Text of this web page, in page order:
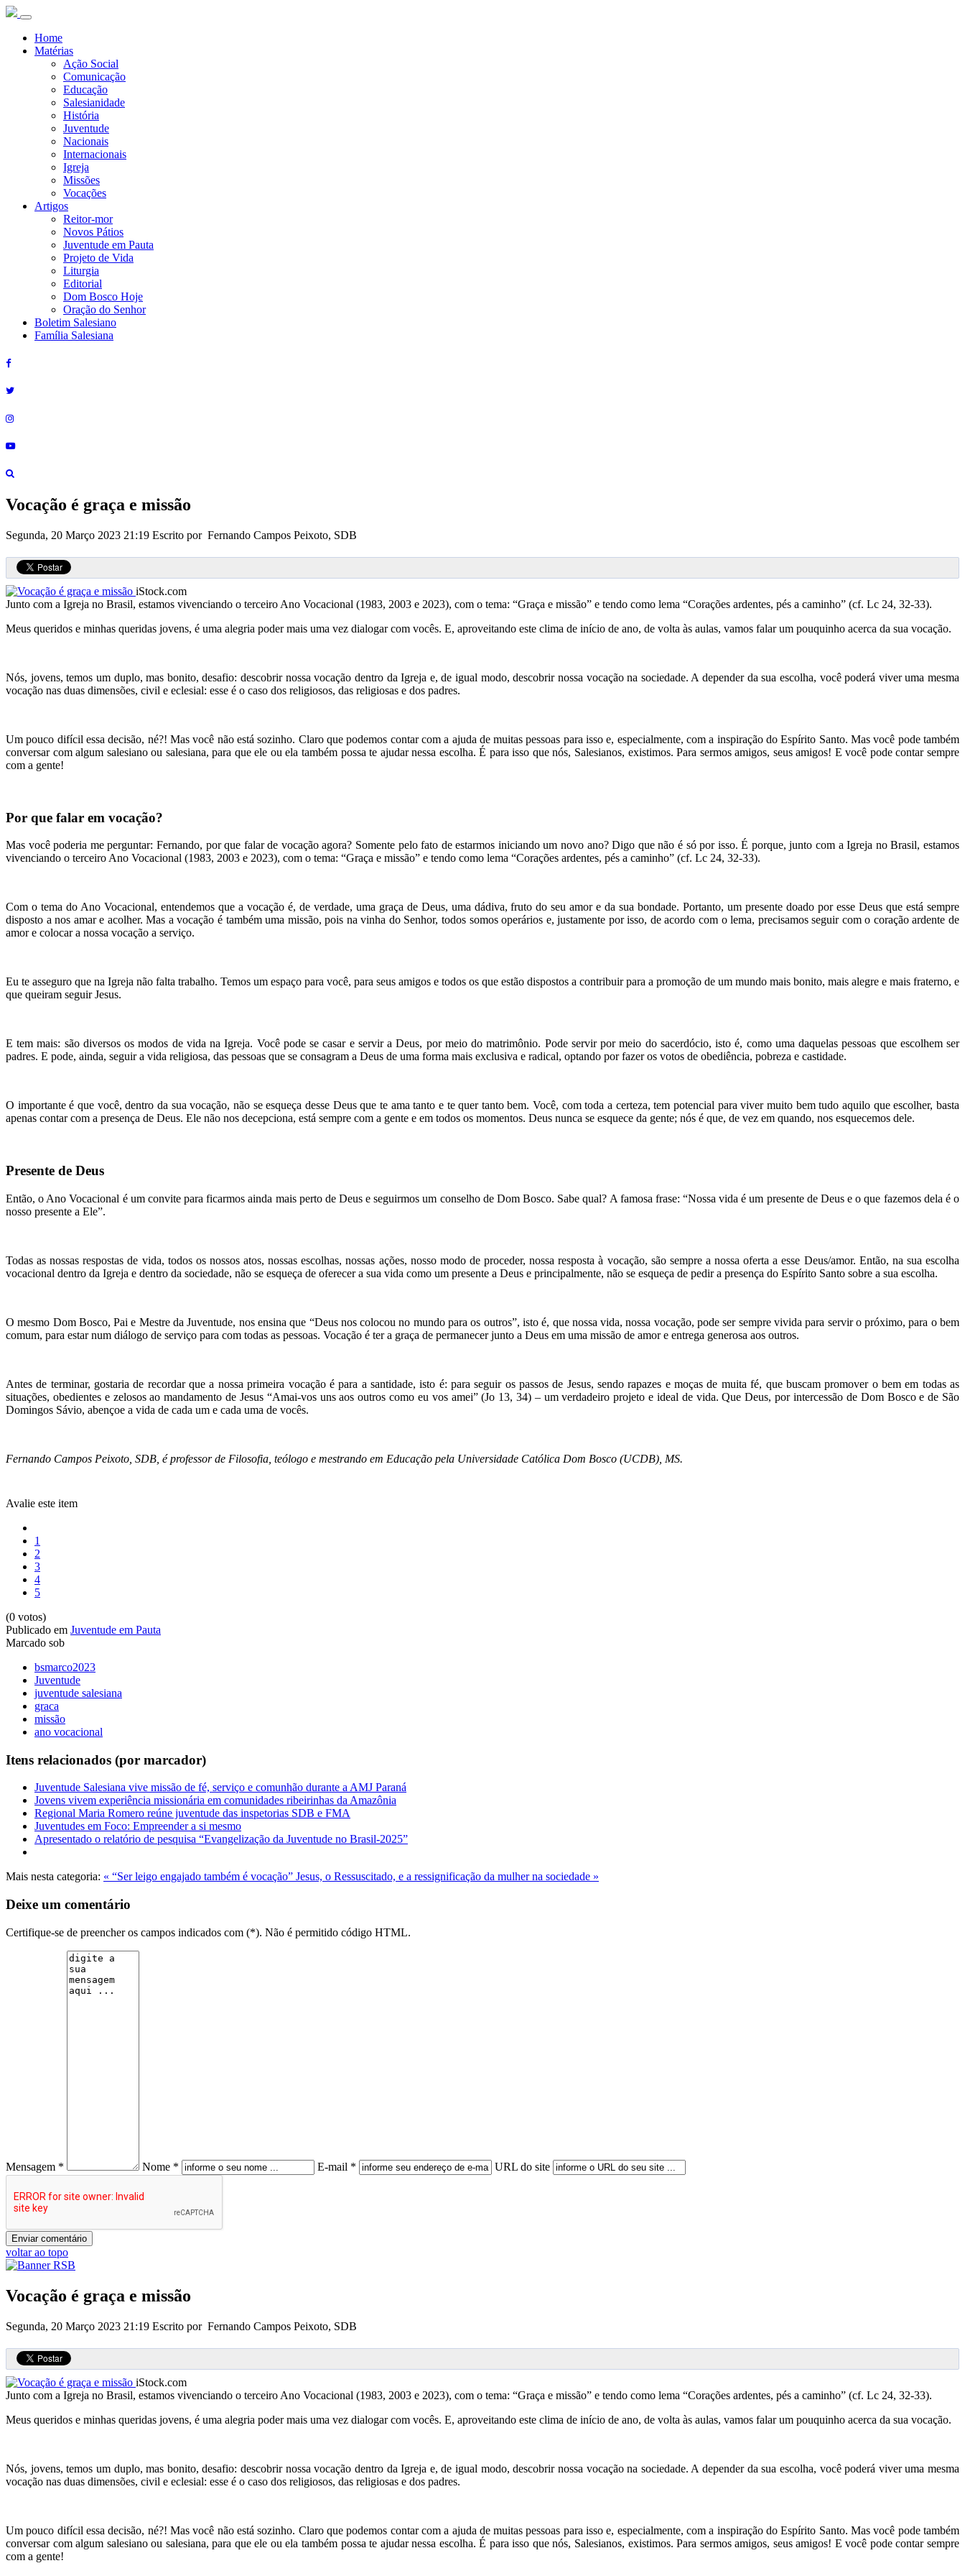
Home
Matérias
Ação Social
Comunicação
Educação
Salesianidade
História
Juventude
Nacionais
Internacionais
Igreja
Missões
Vocações
Artigos
Reitor-mor
Novos Pátios
Juventude em Pauta
Projeto de Vida
Liturgia
Editorial
Dom Bosco Hoje
Oração do Senhor
Boletim Salesiano
Família Salesiana
Vocação é graça e missão
Segunda, 20 Março 2023 21:19 Escrito por Fernando Campos Peixoto, SDB
iStock.com
Junto com a Igreja no Brasil, estamos vivenciando o terceiro Ano Vocacional (1983, 2003 e 2023), com o tema: “Graça e missão” e tendo como lema “Corações ardentes, pés a caminho” (cf. Lc 24, 32-33).
Meus queridos e minhas queridas jovens, é uma alegria poder mais uma vez dialogar com vocês. E, aproveitando este clima de início de ano, de volta às aulas, vamos falar um pouquinho acerca da sua vocação.
Nós, jovens, temos um duplo, mas bonito, desafio: descobrir nossa vocação dentro da Igreja e, de igual modo, descobrir nossa vocação na sociedade. A depender da sua escolha, você poderá viver uma mesma
vocação nas duas dimensões, civil e eclesial: esse é o caso dos religiosos, das religiosas e dos padres.
Um pouco difícil essa decisão, né?! Mas você não está sozinho. Claro que podemos contar com a ajuda de muitas pessoas para isso e, especialmente, com a inspiração do Espírito Santo. Mas você pode também
conversar com algum salesiano ou salesiana, para que ele ou ela também possa te ajudar nessa escolha. É para isso que nós, Salesianos, existimos. Para sermos amigos, seus amigos! E você pode contar sempre
com a gente!
Por que falar em vocação?
Mas você poderia me perguntar: Fernando, por que falar de vocação agora? Somente pelo fato de estarmos iniciando um novo ano? Digo que não é só por isso. É porque, junto com a Igreja no Brasil, estamos
vivenciando o terceiro Ano Vocacional (1983, 2003 e 2023), com o tema: “Graça e missão” e tendo como lema “Corações ardentes, pés a caminho” (cf. Lc 24, 32-33).
Com o tema do Ano Vocacional, entendemos que a vocação é, de verdade, uma graça de Deus, uma dádiva, fruto do seu amor e da sua bondade. Portanto, um presente doado por esse Deus que está sempre
disposto a nos amar e acolher. Mas a vocação é também uma missão, pois na vinha do Senhor, todos somos operários e, justamente por isso, de acordo com o lema, precisamos seguir com o coração ardente de
amor e colocar a nossa vocação a serviço.
Eu te asseguro que na Igreja não falta trabalho. Temos um espaço para você, para seus amigos e todos os que estão dispostos a contribuir para a promoção de um mundo mais bonito, mais alegre e mais fraterno, e
que queiram seguir Jesus.
E tem mais: são diversos os modos de vida na Igreja. Você pode se casar e servir a Deus, por meio do matrimônio. Pode servir por meio do sacerdócio, isto é, como uma daquelas pessoas que escolhem ser
padres. E pode, ainda, seguir a vida religiosa, das pessoas que se consagram a Deus de uma forma mais exclusiva e radical, optando por fazer os votos de obediência, pobreza e castidade.
O importante é que você, dentro da sua vocação, não se esqueça desse Deus que te ama tanto e te quer tanto bem. Você, com toda a certeza, tem potencial para viver muito bem tudo aquilo que escolher, basta
apenas contar com a presença de Deus. Ele não nos decepciona, está sempre com a gente e em todos os momentos. Deus nunca se esquece da gente; nós é que, de vez em quando, nos esquecemos dele.
Presente de Deus
Então, o Ano Vocacional é um convite para ficarmos ainda mais perto de Deus e seguirmos um conselho de Dom Bosco. Sabe qual? A famosa frase: “Nossa vida é um presente de Deus e o que fazemos dela é o
nosso presente a Ele”.
Todas as nossas respostas de vida, todos os nossos atos, nossas escolhas, nossas ações, nosso modo de proceder, nossa resposta à vocação, são sempre a nossa oferta a esse Deus/amor. Então, na sua escolha
vocacional dentro da Igreja e dentro da sociedade, não se esqueça de oferecer a sua vida como um presente a Deus e principalmente, não se esqueça de pedir a presença do Espírito Santo sobre a sua escolha.
O mesmo Dom Bosco, Pai e Mestre da Juventude, nos ensina que “Deus nos colocou no mundo para os outros”, isto é, que nossa vida, nossa vocação, pode ser sempre vivida para servir o próximo, para o bem
comum, para estar num diálogo de serviço para com todas as pessoas. Vocação é ter a graça de permanecer junto a Deus em uma missão de amor e entrega generosa aos outros.
Antes de terminar, gostaria de recordar que a nossa primeira vocação é para a santidade, isto é: para seguir os passos de Jesus, sendo rapazes e moças de muita fé, que buscam promover o bem em todas as
situações, obedientes e zelosos ao mandamento de Jesus “Amai-vos uns aos outros como eu vos amei” (Jo 13, 34) – um verdadeiro projeto e ideal de vida. Que Deus, por intercessão de Dom Bosco e de São
Domingos Sávio, abençoe a vida de cada um e cada uma de vocês.
Fernando Campos Peixoto, SDB, é professor de Filosofia, teólogo e mestrando em Educação pela Universidade Católica Dom Bosco (UCDB), MS.
Avalie este item
1
2
3
4
5
(0 votos)
Publicado em Juventude em Pauta
Marcado sob
bsmarco2023
Juventude
juventude salesiana
graca
missão
ano vocacional
Itens relacionados (por marcador)
Juventude Salesiana vive missão de fé, serviço e comunhão durante a AMJ Paraná
Jovens vivem experiência missionária em comunidades ribeirinhas da Amazônia
Regional Maria Romero reúne juventude das inspetorias SDB e FMA
Juventudes em Foco: Empreender a si mesmo
Apresentado o relatório de pesquisa “Evangelização da Juventude no Brasil-2025”
Mais nesta categoria: « “Ser leigo engajado também é vocação” Jesus, o Ressuscitado, e a ressignificação da mulher na sociedade »
Deixe um comentário
Certifique-se de preencher os campos indicados com (*). Não é permitido código HTML.
Mensagem * Nome * E-mail * URL do site
voltar ao topo
Vocação é graça e missão
Segunda, 20 Março 2023 21:19 Escrito por Fernando Campos Peixoto, SDB
iStock.com
Junto com a Igreja no Brasil, estamos vivenciando o terceiro Ano Vocacional (1983, 2003 e 2023), com o tema: “Graça e missão” e tendo como lema “Corações ardentes, pés a caminho” (cf. Lc 24, 32-33).
Meus queridos e minhas queridas jovens, é uma alegria poder mais uma vez dialogar com vocês. E, aproveitando este clima de início de ano, de volta às aulas, vamos falar um pouquinho acerca da sua vocação.
Nós, jovens, temos um duplo, mas bonito, desafio: descobrir nossa vocação dentro da Igreja e, de igual modo, descobrir nossa vocação na sociedade. A depender da sua escolha, você poderá viver uma mesma
vocação nas duas dimensões, civil e eclesial: esse é o caso dos religiosos, das religiosas e dos padres.
Um pouco difícil essa decisão, né?! Mas você não está sozinho. Claro que podemos contar com a ajuda de muitas pessoas para isso e, especialmente, com a inspiração do Espírito Santo. Mas você pode também
conversar com algum salesiano ou salesiana, para que ele ou ela também possa te ajudar nessa escolha. É para isso que nós, Salesianos, existimos. Para sermos amigos, seus amigos! E você pode contar sempre
com a gente!